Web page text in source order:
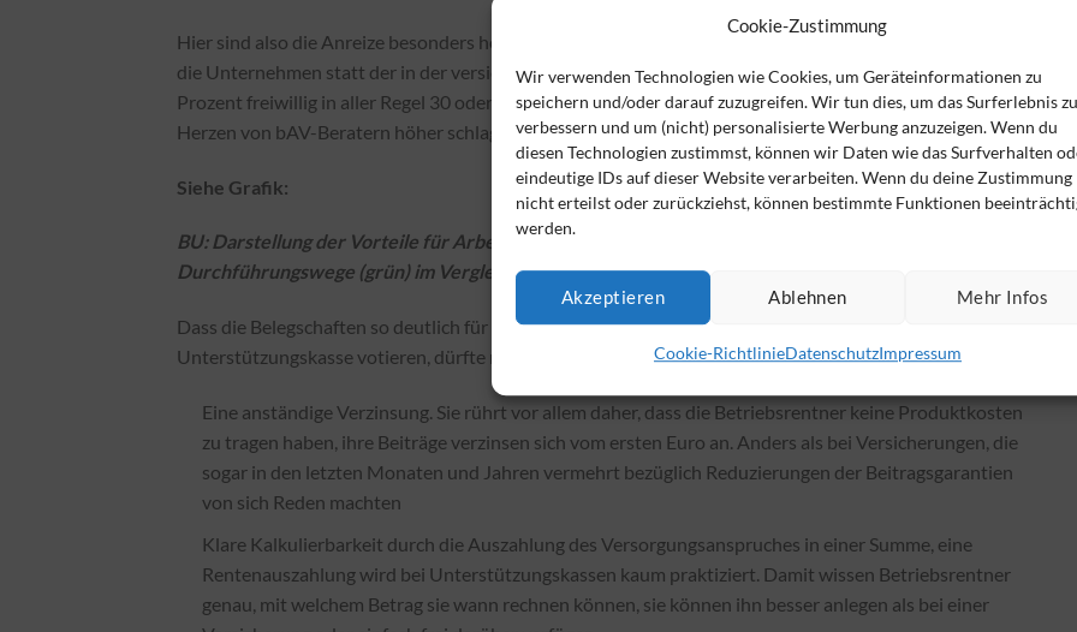
Cookie-Zustimmung
Wir verwenden Technologien wie Cookies, um Geräteinformationen zu
speichern und/oder darauf zuzugreifen. Wir tun dies, um das Surferlebnis zu
verbessern und um (nicht) personalisierte Werbung anzuzeigen. Wenn du
diesen Technologien zustimmst, können wir Daten wie das Surfverhalten
eindeutige IDs auf dieser Website verarbeiten. Wenn du deine Zustimmung
nicht erteilst oder zurückziehst, können bestimmte Funktionen
werden.
Akzeptieren Ablehnen Mehr Infos
Cookie-RichtlinieDatenschutzImpressum
Hier sind also die Anreize besonders hoch, die Unterstützungskasse im Unternehmen zu bewerben. So hoch,
die Unternehmen statt der in der versicherungsförmigen bAV üblichen gesetzlichen Mindestzulage von 15
Prozent freiwillig in aller Regel 30 oder 50 Prozent hinzugeben, oft sind es sogar 100 Prozent. Auch das lässt
Herzen von bAV-Beratern höher schlagen.
Siehe Grafik:
BU: Darstellung der Vorteile für Arbeitnehmer und Arbeitgeber der versicherungsfreien bAV-
Durchführungswege (grün) im Vergleich zu versicherungsförmigen bAV-Produkten (rot).
Dass die Belegschaften so deutlich für die Annahme einer Gehaltsumwandlung zu Gunsten einer
Unterstützungskasse votieren, dürfte noch weitere Gründe haben:
Eine anständige Verzinsung. Sie rührt vor allem daher, dass die Betriebsrentner keine Produktkosten
zu tragen haben, ihre Beiträge verzinsen sich vom ersten Euro an. Anders als bei Versicherungen, die
sogar in den letzten Monaten und Jahren vermehrt bezüglich Reduzierungen der Beitragsgarantien
von sich Reden machten
Klare Kalkulierbarkeit durch die Auszahlung des Versorgungsanspruches in einer Summe, eine
Rentenauszahlung wird bei Unterstützungskassen kaum praktiziert. Damit wissen Betriebsrentner
genau, mit welchem Betrag sie wann rechnen können, sie können ihn besser anlegen als bei einer